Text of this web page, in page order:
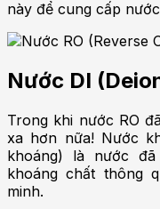
này để cung cấp
Nước DI
Trong khi nước RO
xa hơn nữa! Nước
khoáng) là nước
khoáng chất thông
minh.